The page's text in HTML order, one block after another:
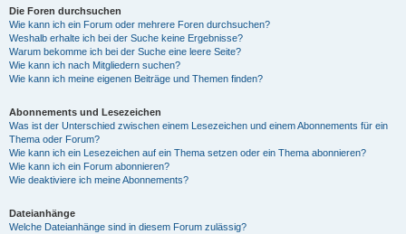
Die Foren durchsuchen
Wie kann ich ein Forum oder mehrere Foren durchsuchen?
Weshalb erhalte ich bei der Suche keine Ergebnisse?
Warum bekomme ich bei der Suche eine leere Seite?
Wie kann ich nach Mitgliedern suchen?
Wie kann ich meine eigenen Beiträge und Themen finden?
Abonnements und Lesezeichen
Was ist der Unterschied zwischen einem Lesezeichen und einem Abonnements für ein
Thema oder Forum?
Wie kann ich ein Lesezeichen auf ein Thema setzen oder ein Thema abonnieren?
Wie kann ich ein Forum abonnieren?
Wie deaktiviere ich meine Abonnements?
Dateianhänge
Welche Dateianhänge sind in diesem Forum zulässig?